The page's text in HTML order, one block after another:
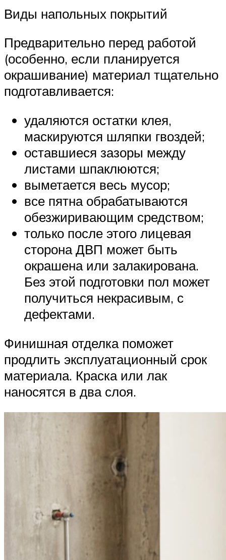
Виды напольных покрытий
Предварительно перед работой
(особенно, если планируется
окрашивание) материал тщательно
подготавливается:
удаляются остатки клея,
маскируются шляпки гвоздей;
оставшиеся зазоры между
листами шпаклюются;
выметается весь мусор;
все пятна обрабатываются
обезжиривающим средством;
только после этого лицевая
сторона ДВП может быть
окрашена или залакирована.
Без этой подготовки пол может
получиться некрасивым, с
дефектами.
Финишная отделка поможет
продлить эксплуатационный срок
материала. Краска или лак
наносятся в два слоя.